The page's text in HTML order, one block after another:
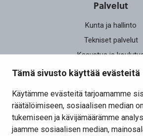
Tämä sivusto käyttää evästeitä
Käytämme evästeitä tarjoamamme
räätälöimiseen, sosiaalisen median
tukemiseen ja kävijämäärämme
jaamme sosiaalisen median,
Palvelut
Kunta ja hallinto
Tekniset palvelut
Kasvatus ja
Elinvoima
Osallistu ja
Kansalaisaloite